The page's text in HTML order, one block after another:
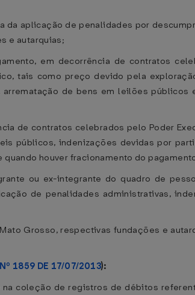
da aplicação de penalidades por
e autarquias;
em decorrência de contratos
tais como preço devido pela
de bens em leilões
de contratos celebrados pelo Poder
públicos, indenizações devidas por
houver fracionamento do
ou ex-integrante do quadro de
de penalidades administrativas,
Grosso, respectivas fundações e
1859 DE 17/07/2013):
coleção de registros de débitos